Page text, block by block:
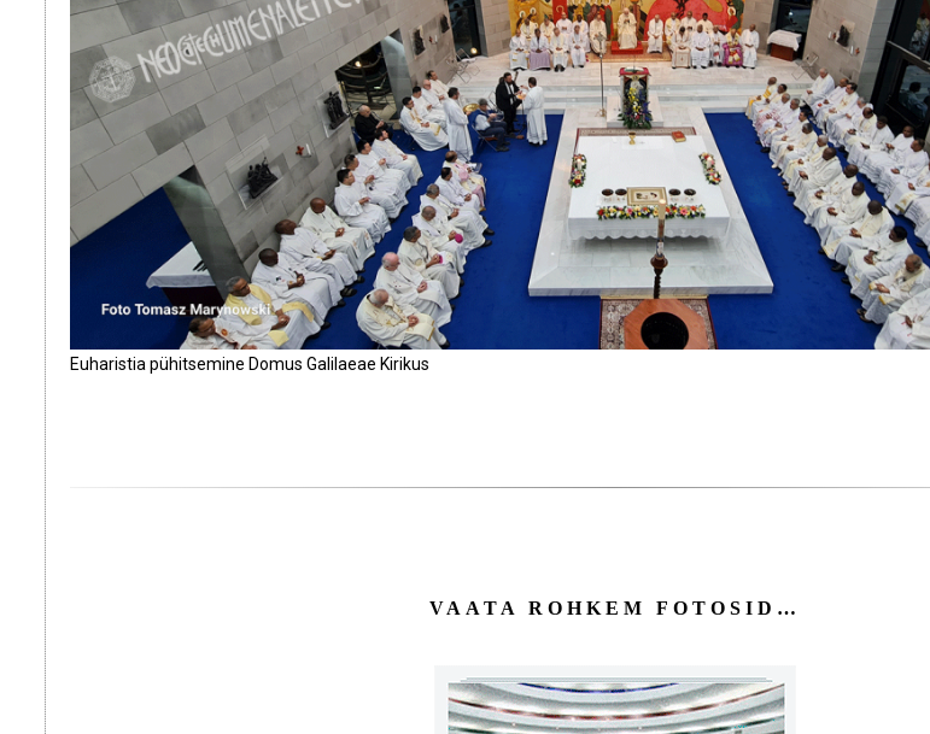
Euharistia pühitsemine Domus Galilaeae Kirikus
VAATA ROHKEM FOTOSID…